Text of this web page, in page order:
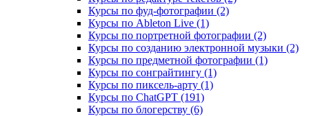
Курсы по фуд-фотографии (2)
Курсы по Ableton Live (1)
Курсы по портретной фотографии (2)
Курсы по созданию электронной музыки (2)
Курсы по предметной фотографии (1)
Курсы по сонграйтингу (1)
Курсы по пиксель-арту (1)
Курсы по ChatGPT (191)
Курсы по блогерству (6)